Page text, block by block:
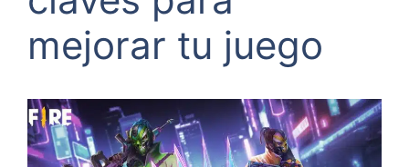
mejorar tu juego